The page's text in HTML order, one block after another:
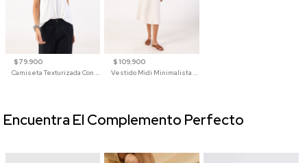
$ 79.900
$ 109.900
Encuentra El Complemento Perfecto